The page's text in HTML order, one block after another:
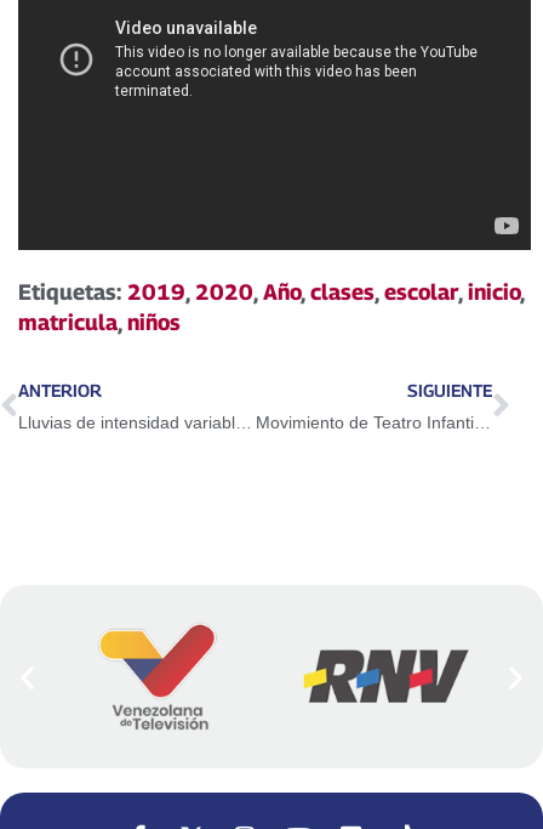
Etiquetas: 2019, 2020,Año,clases,escolar,inicio,
matricula,niños
ANTERIOR
Lluvias de intensidad variable se prevén este lunes en nueve entidades del país
SIGUIENTE
Movimiento de Teatro Infantil y Juvenil César Rengifo cumplió 6 años